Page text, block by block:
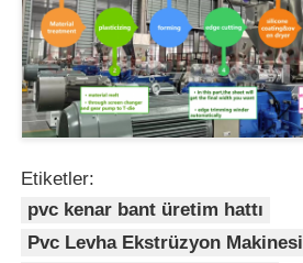
Etiketler:
pvc kenar bant üretim hattı
Pvc Levha Ekstrüzyon Makinesi